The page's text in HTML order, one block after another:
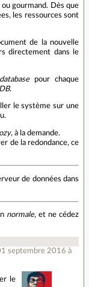
gourmand. Dès que
les ressources sont
de la nouvelle
directement dans le
databasepour chaque
.
le système sur une
, à la demande.
de la redondance, ce
de données dans
normale, et ne cédez
septembre 2016 à
le